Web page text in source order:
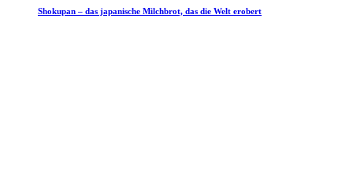
Shokupan – das japanische Milchbrot, das die Welt erobert